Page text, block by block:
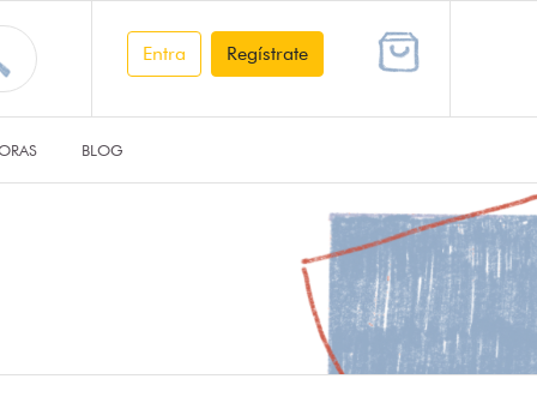
Entra Regístrate
BLOG